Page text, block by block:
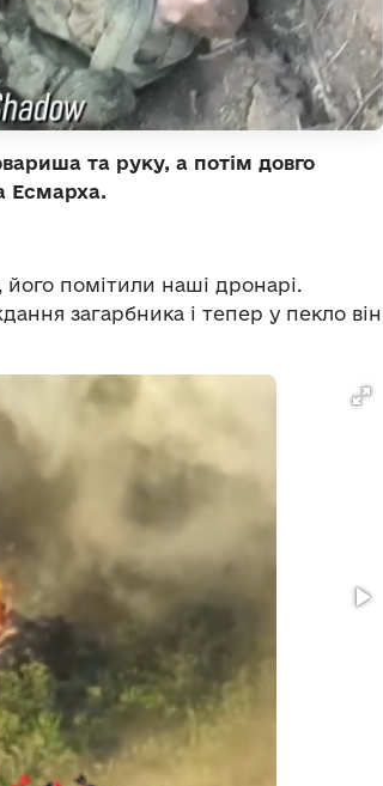
та руку, а потім довго
Есмарха.
його помітили наші дронарі.
загарбника і тепер у пекло він